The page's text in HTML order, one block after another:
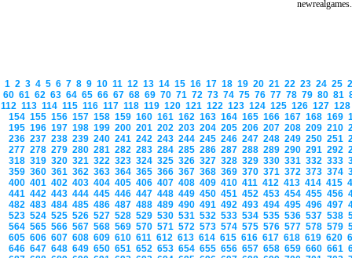
1 2 3 4 5 6 7 8 9 10 11 12 13 14 15 16 17 18 19 20 21 22 23 24 25
60 61 62 63 64 65 66 67 68 69 70 71 72 73 74 75 76 77 78 79 80 81
112 113 114 115 116 117 118 119 120 121 122 123 124 125 126 127
154 155 156 157 158 159 160 161 162 163 164 165 166 167 168 169
195 196 197 198 199 200 201 202 203 204 205 206 207 208 209 210
236 237 238 239 240 241 242 243 244 245 246 247 248 249 250 251
277 278 279 280 281 282 283 284 285 286 287 288 289 290 291 292
318 319 320 321 322 323 324 325 326 327 328 329 330 331 332 333
359 360 361 362 363 364 365 366 367 368 369 370 371 372 373 374
400 401 402 403 404 405 406 407 408 409 410 411 412 413 414 415
441 442 443 444 445 446 447 448 449 450 451 452 453 454 455 456
482 483 484 485 486 487 488 489 490 491 492 493 494 495 496 497
523 524 525 526 527 528 529 530 531 532 533 534 535 536 537 538
564 565 566 567 568 569 570 571 572 573 574 575 576 577 578 579
605 606 607 608 609 610 611 612 613 614 615 616 617 618 619 620
646 647 648 649 650 651 652 653 654 655 656 657 658 659 660 661